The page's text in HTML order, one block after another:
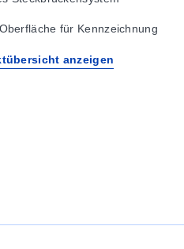
für Kennzeichnung
anzeigen